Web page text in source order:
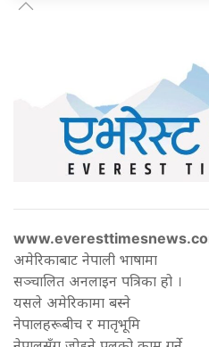
अमेरिकाबाट नेपाली भाषामा
सञ्चालित अनलाइन पत्रिका हो ।
यसले अमेरिकामा बस्ने
नेपालहरूबीच र मातृभूमि